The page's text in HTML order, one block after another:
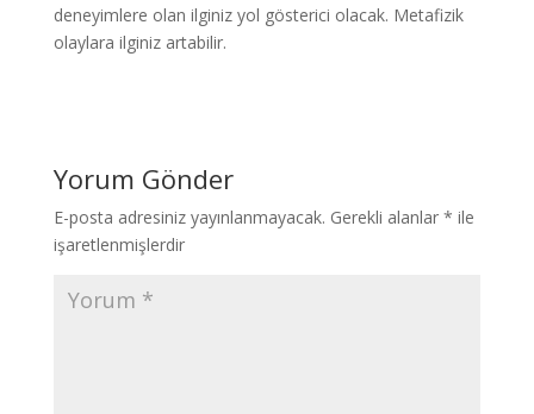
deneyimlere olan ilginiz yol gösterici olacak. Metafizik
olaylara ilginiz artabilir.
Yorum Gönder
E-posta adresiniz yayınlanmayacak. Gerekli alanlar * ile
işaretlenmişlerdir